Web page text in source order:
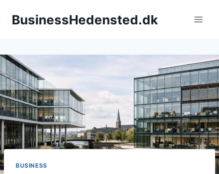
BusinessHedensted.dk
BUSINESS